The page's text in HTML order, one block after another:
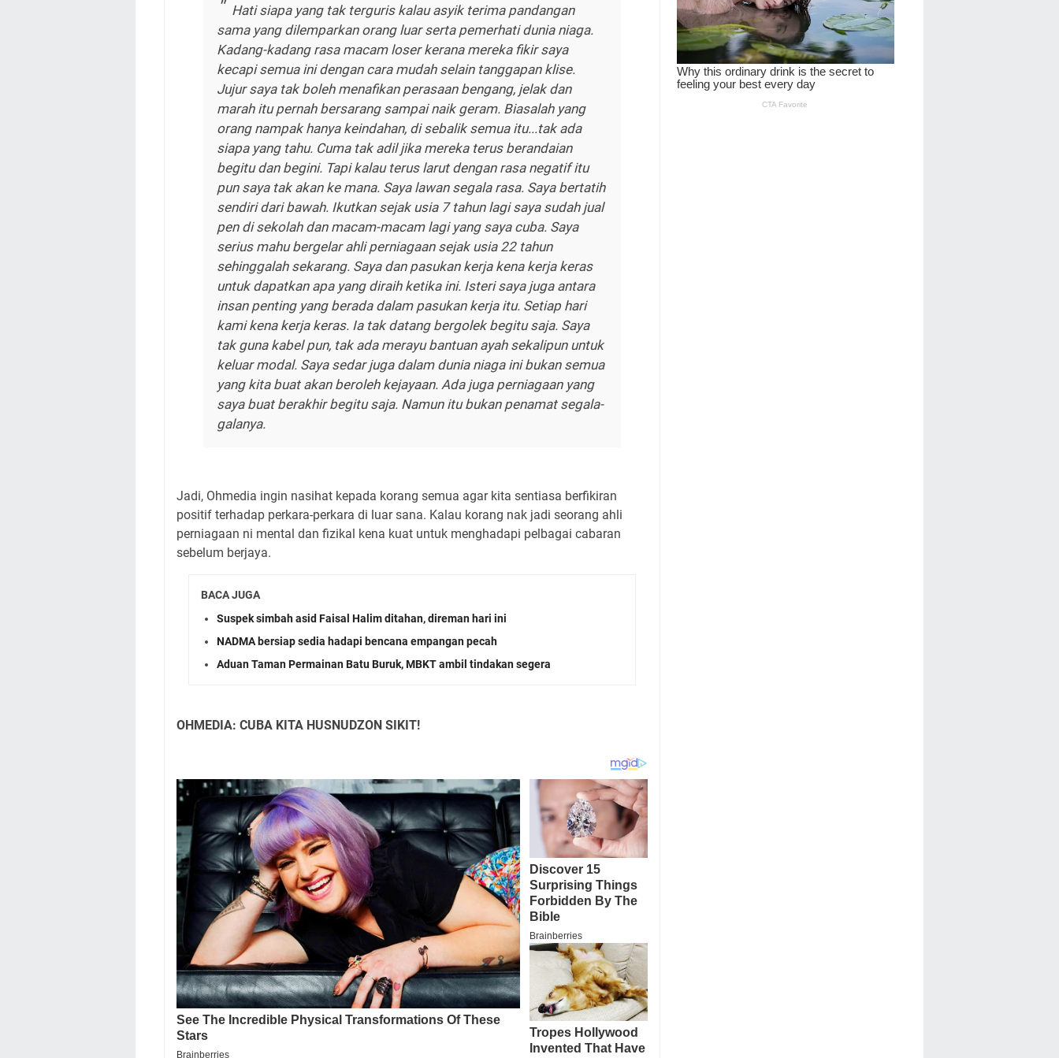
Hati siapa yang tak terguris kalau asyik terima pandangan
sama yang dilemparkan orang luar serta pemerhati dunia niaga.
Kadang-kadang rasa macam loser kerana mereka fikir saya
kecapi semua ini dengan cara mudah selain tanggapan klise.
Jujur saya tak boleh menafikan perasaan bengang, jelak dan
marah itu pernah bersarang sampai naik geram. Biasalah yang
orang nampak hanya keindahan, di sebalik semua itu...tak ada
siapa yang tahu. Cuma tak adil jika mereka terus berandaian
begitu dan begini. Tapi kalau terus larut dengan rasa negatif itu
pun saya tak akan ke mana. Saya lawan segala rasa. Saya bertatih
sendiri dari bawah. Ikutkan sejak usia 7 tahun lagi saya sudah jual
pen di sekolah dan macam-macam lagi yang saya cuba. Saya
serius mahu bergelar ahli perniagaan sejak usia 22 tahun
sehinggalah sekarang. Saya dan pasukan kerja kena kerja keras
untuk dapatkan apa yang diraih ketika ini. Isteri saya juga antara
insan penting yang berada dalam pasukan kerja itu. Setiap hari
kami kena kerja keras. Ia tak datang bergolek begitu saja. Saya
tak guna kabel pun, tak ada merayu bantuan ayah sekalipun untuk
keluar modal. Saya sedar juga dalam dunia niaga ini bukan semua
yang kita buat akan beroleh kejayaan. Ada juga perniagaan yang
saya buat berakhir begitu saja. Namun itu bukan penamat segala-
galanya.
Jadi, Ohmedia ingin nasihat kepada korang semua agar kita sentiasa berfikiran
positif terhadap perkara-perkara di luar sana. Kalau korang nak jadi seorang ahli
perniagaan ni mental dan fizikal kena kuat untuk menghadapi pelbagai cabaran
sebelum berjaya.
BACA JUGA
Suspek simbah asid Faisal Halim ditahan, direman hari ini
NADMA bersiap sedia hadapi bencana empangan pecah
Aduan Taman Permainan Batu Buruk, MBKT ambil tindakan segera
OHMEDIA: CUBA KITA HUSNUDZON SIKIT!